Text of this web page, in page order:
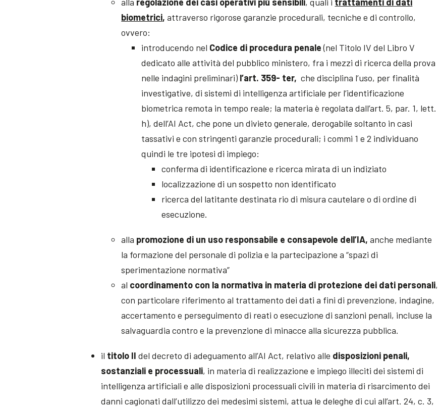
biometrici, attraverso rigorose garanzie procedurali, tecniche e di controllo,
ovvero:
introducendo nel Codice di procedura penale(nel Titolo IV del Libro V
dedicato alle attività del pubblico ministero, fra i mezzi di ricerca della prova
nelle indagini preliminari) l’art. 359- ter, che disciplina l’uso, per finalità
investigative, di sistemi di intelligenza artificiale per l’identificazione
biometrica remota in tempo reale; la materia è regolata dall’art. 5, par. 1, lett.
h), dell’AI Act, che pone un divieto generale, derogabile soltanto in casi
tassativi e con stringenti garanzie procedurali; i commi 1 e 2 individuano
quindi le tre ipotesi di impiego:
conferma di identificazione e ricerca mirata di un indiziato
localizzazione di un sospetto non identificato
ricerca del latitante destinata rio di misura cautelare o di ordine di
esecuzione.
alla promozione di un uso responsabile e consapevole dell’IA, anche mediante
la formazione del personale di polizia e la partecipazione a “spazi di
sperimentazione normativa”
al coordinamento con la normativa in materia di protezione dei dati personali,
con particolare riferimento al trattamento dei dati a fini di prevenzione, indagine,
accertamento e perseguimento di reati o esecuzione di sanzioni penali, incluse la
salvaguardia contro e la prevenzione di minacce alla sicurezza pubblica.
il titolo IIdel decreto di adeguamento all’AI Act, relativo alle disposizioni penali,
sostanziali e processuali, in materia di realizzazione e impiego illeciti dei sistemi di
intelligenza artificiali e alle disposizioni processuali civili in materia di risarcimento dei
danni cagionati dall’utilizzo dei medesimi sistemi, attua le deleghe di cui all’art. 24, c. 3,